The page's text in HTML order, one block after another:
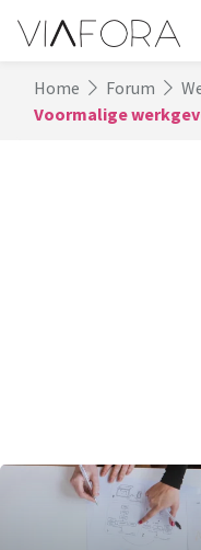
Home Forum
Voormalige